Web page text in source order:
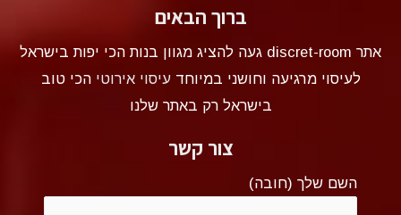
ברוך הבאים
אתר discret-room געה להציג מגוון בנות הכי יפות בישראל
לעיסוי מרגיעה וחושני במיוחדעיסוי אירוטי הכי טוב
בישראל רק באתר שלנו
צור קשר
השם שלך (חובה)